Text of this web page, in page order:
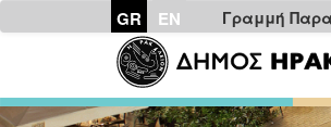
GR EN Γραμμή